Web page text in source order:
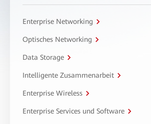
Enterprise Networking
Optisches Networking
Data Storage
Intelligente Zusammenarbeit
Enterprise Wireless
Enterprise Services und Software